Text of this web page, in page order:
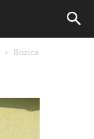
Bozica